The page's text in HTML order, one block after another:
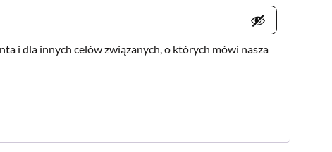
i dla innych celów związanych, o których mówi nasza